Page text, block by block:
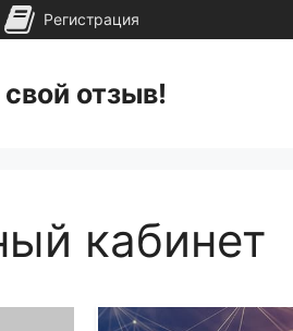
отзыв!
кабинет
Регистрация